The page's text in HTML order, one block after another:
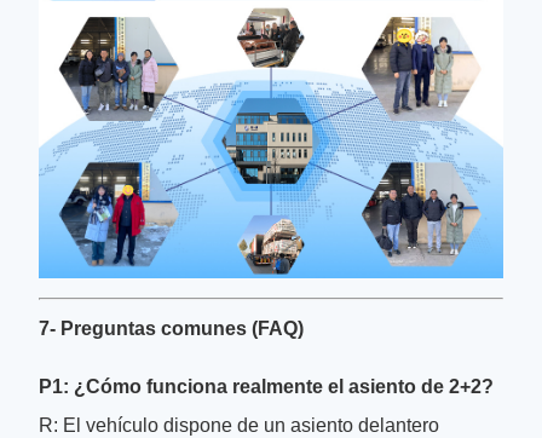
7- Preguntas comunes (FAQ)
P1: ¿Cómo funciona realmente el asiento de 2+2?
R: El vehículo dispone de un asiento delantero